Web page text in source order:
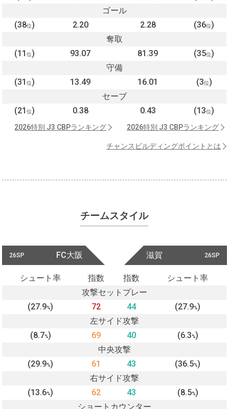
ゴール
(38位) 2.20 2.28 (36位)
奪取
(11 位) 93.07 81.39 (35位)
守備
(31 位) 13.49 16.01 (3位)
セーブ
(21 位) 0.38 0.43 (13位)
2026特別 J3 CBPランキング 2026特別 J3 CBPランキング
チャンスビルディングポイントとは
チームスタイル
26SP FC大阪 26SP
滋賀
シュート率 指数 指数
シュート率
攻撃セットプレー
(27.9%) 72 44 (27.9%)
左サイド攻撃
(8.7%) 69 40 (6.3%)
中央攻撃
(29.9%) 61 43 (36.5%)
右サイド攻撃
(13.6%) 62 43 (8.5%)
ショートカウンター